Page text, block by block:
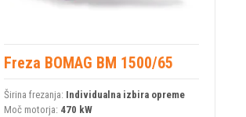
Freza BOMAG BM 1500/65
Širina frezanja: Individualna izbira opreme
Moč motorja: 470 kW